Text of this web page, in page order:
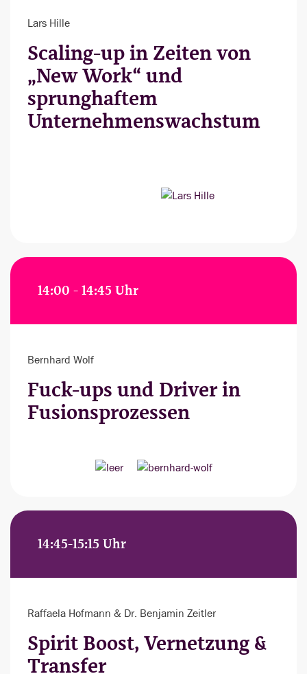
Lars Hille
Scaling-up in Zeiten von
„New Work“ und
sprunghaftem
Unternehmenswachstum
14:00 - 14:45 Uhr
Bernhard Wolf
Fuck-ups und Driver in
Fusionsprozessen
14:45-15:15 Uhr
Raffaela Hofmann & Dr. Benjamin Zeitler
Spirit Boost, Vernetzung &
Transfer